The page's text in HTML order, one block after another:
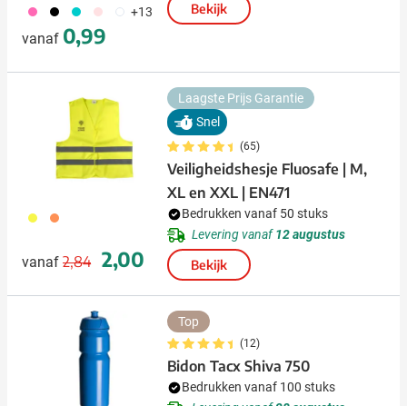
490 001 343 442 970 +13
vanaf 0,99
Bekijk
006 007
vanaf
Normale prijs
2,84
Speciale prijs
2,00
Laagste Prijs Garantie
Snel
(65)
Veiligheidshesje Fluosafe | M,
XL en XXL | EN471
Bedrukken vanaf 50 stuks
Levering vanaf12 augustus
Bekijk
Top
(12)
Bidon Tacx Shiva 750
Bedrukken vanaf 100 stuks